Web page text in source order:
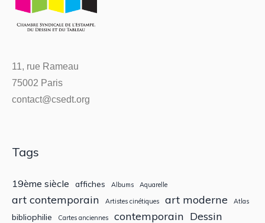
11, rue Rameau
75002 Paris
contact@csedt.org
Tags
19ème siècle affiches Albums Aquarelle
art contemporain Artistes cinétiques art moderne Atlas
bibliophilie Cartes anciennes contemporain Dessin